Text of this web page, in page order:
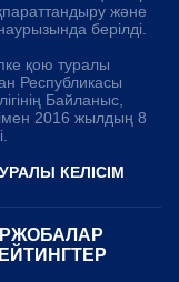
және
берілді.
қою туралы
Республикасы
Байланыс,
2016 жылдың 8
КЕЛІСІМ
ЖОБАЛАР